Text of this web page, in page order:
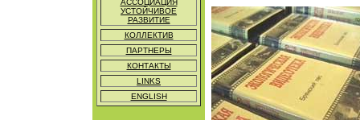
АССОЦИАЦИЯ
УСТОЙЧИВОЕ
РАЗВИТИЕ
КОЛЛЕКТИВ
ПАРТНЕРЫ
КОНТАКТЫ
LINKS
ENGLISH